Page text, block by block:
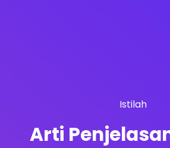
Istilah
Arti